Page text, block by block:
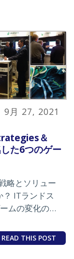
9月 27, 2021
＆
た6つのゲー
略とソリュー
？ ITランドス
ムの変化のト
READ THIS POST